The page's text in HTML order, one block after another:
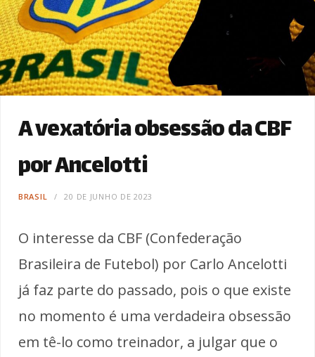
A vexatória obsessão da CBF
por Ancelotti
BRASIL 20 DE JUNHO DE 2023
O interesse da CBF (Confederação
Brasileira de Futebol) por Carlo Ancelotti
já faz parte do passado, pois o que existe
no momento é uma verdadeira obsessão
em tê-lo como treinador, a julgar que o